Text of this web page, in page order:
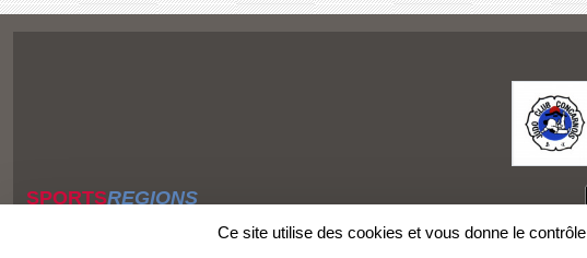
SPORTSREGIONS
Ce site utilise des cookies et vous donne le